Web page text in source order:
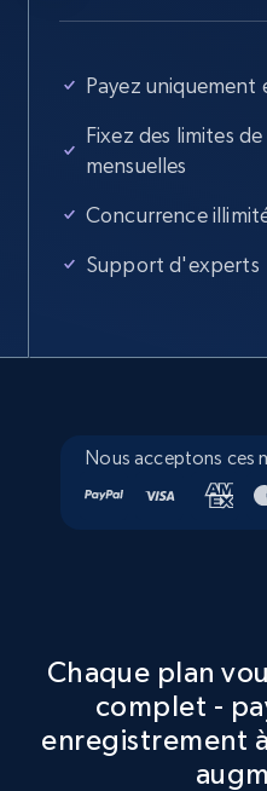
Payez uniquement
Fixez des limites
mensuelles
Concurrence
Support d'experts
Nous acceptons ces
Chaque plan
complet -
enregistrement